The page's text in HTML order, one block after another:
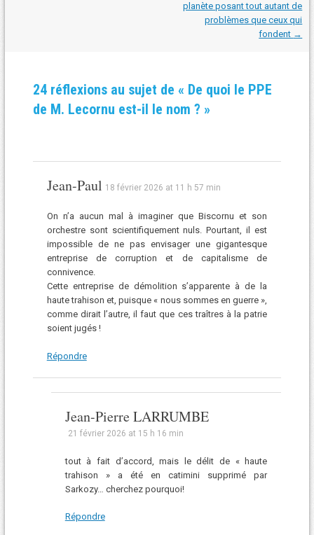
planète posant tout autant de
problèmes que ceux qui
fondent →
24 réflexions au sujet de « De quoi le PPE
de M. Lecornu est-il le nom ? »
Jean-Paul 18 février 2026 at 11 h 57 min
On n’a aucun mal à imaginer que Biscornu et son
orchestre sont scientifiquement nuls. Pourtant, il est
impossible de ne pas envisager une gigantesque
entreprise de corruption et de capitalisme de
connivence.
Cette entreprise de démolition s’apparente à de la
haute trahison et, puisque « nous sommes en guerre »,
comme dirait l’autre, il faut que ces traîtres à la patrie
soient jugés !
Répondre
Jean-Pierre LARRUMBE
21 février 2026 at 15 h 16 min
tout à fait d’accord, mais le délit de « haute
trahison » a été en catimini supprimé par
Sarkozy… cherchez pourquoi!
Répondre